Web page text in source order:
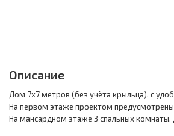
Описание
Дом 7х7 метров (без учёта крыльца), с
На первом этаже проектом
На мансардном этаже 3 спальных